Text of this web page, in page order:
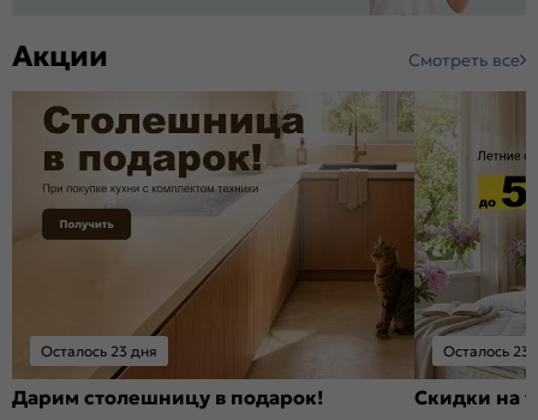
Акции Смотреть все
Осталось 23 дня
Дарим столешницу в подарок!
Осталось 23
Скидки на